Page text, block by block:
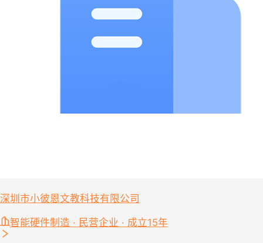
深圳市小彼恩文教科技有限公司
智能硬件制造 · 民营企业 · 成立15年